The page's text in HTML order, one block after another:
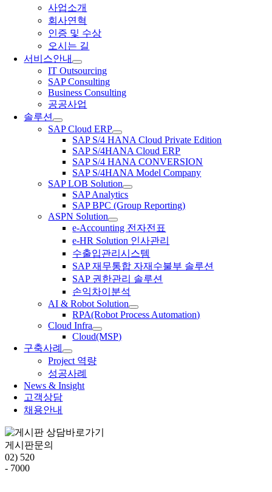
사업소개
회사연혁
인증 및 수상
오시는 길
서비스안내
IT Outsourcing
SAP Consulting
Business Consulting
공공사업
솔루션
SAP Cloud ERP
SAP S/4 HANA Cloud Private Edition
SAP S/4HANA Cloud ERP
SAP S/4 HANA CONVERSION
SAP S/4HANA Model Company
SAP LOB Solution
SAP Analytics
SAP BPC (Group Reporting)
ASPN Solution
e-Accounting 전자전표
e-HR Solution 인사관리
수출입관리시스템
SAP 재무통합 자재수불부 솔루션
SAP 권한관리 솔루션
손익차이분석
AI & Robot Solution
RPA(Robot Process Automation)
Cloud Infra
Cloud(MSP)
구축사례
Project 역량
성공사례
News & Insight
고객상담
채용안내
게시판문의
02) 520
- 7000